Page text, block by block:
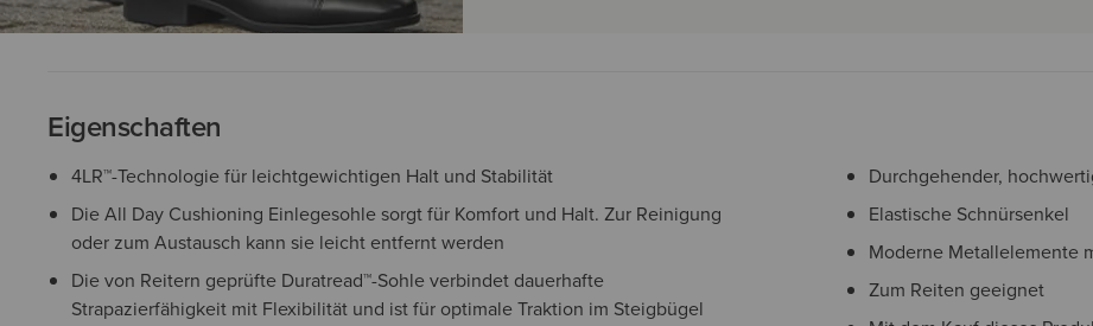
Eigenschaften
4LR™-Technologie für leichtgewichtigen Halt und Stabilität
Die All Day Cushioning Einlegesohle sorgt für Komfort und Halt. Zur Reinigung
oder zum Austausch kann sie leicht entfernt werden
Die von Reitern geprüfte Duratread™-Sohle verbindet dauerhafte
Strapazierfähigkeit mit Flexibilität und ist für optimale Traktion im Steigbügel
Durchgehender,
Elastische Schnürsenkel
Moderne Metallelemente
Zum Reiten geeignet